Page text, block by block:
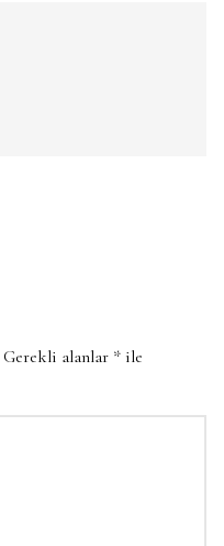
Gerekli alanlar * ile